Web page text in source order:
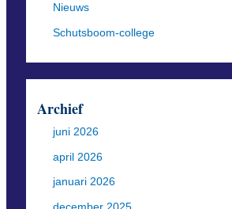
Nieuws
Schutsboom-college
Archief
juni 2026
april 2026
januari 2026
december 2025